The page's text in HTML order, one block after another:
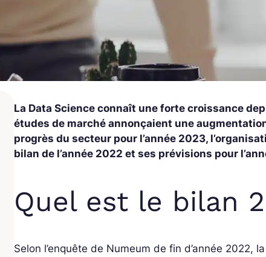
La Data Science connaît une forte croissance
études de marché annonçaient une
progrès du secteur pour l’année 2023,
bilan de l’année 2022 et ses prévisions pour
Quel est le bilan
Selon l’enquête de Numeum de fin d’année